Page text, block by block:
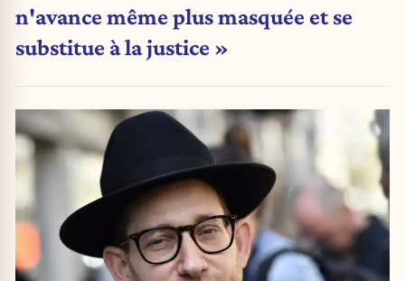
n'avance même plus masquée et se
substitue à la justice »